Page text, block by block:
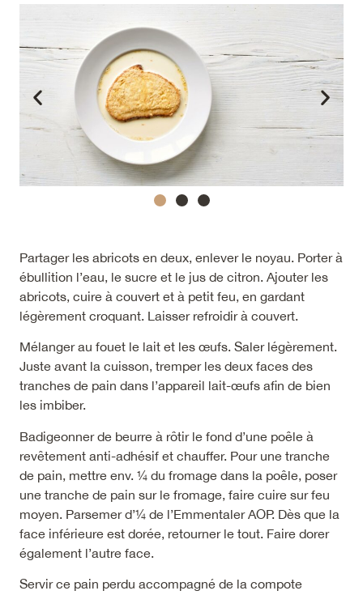
Partager les abricots en deux, enlever le noyau. Porter à
ébullition l’eau, le sucre et le jus de citron. Ajouter les
abricots, cuire à couvert et à petit feu, en gardant
légèrement croquant. Laisser refroidir à couvert.
Mélanger au fouet le lait et les œufs. Saler légèrement.
Juste avant la cuisson, tremper les deux faces des
tranches de pain dans l’appareil lait-œufs afin de bien
les imbiber.
Badigeonner de beurre à rôtir le fond d’une poêle à
revêtement anti-adhésif et chauffer. Pour une tranche
de pain, mettre env. ¼ du fromage dans la poêle, poser
une tranche de pain sur le fromage, faire cuire sur feu
moyen. Parsemer d’¼ de l’Emmentaler AOP. Dès que la
face inférieure est dorée, retourner le tout. Faire dorer
également l’autre face.
Servir ce pain perdu accompagné de la compote